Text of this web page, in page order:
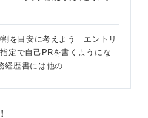
を目安に考えよう エントリ
定で自己PRを書くようにな
経歴書には他の…